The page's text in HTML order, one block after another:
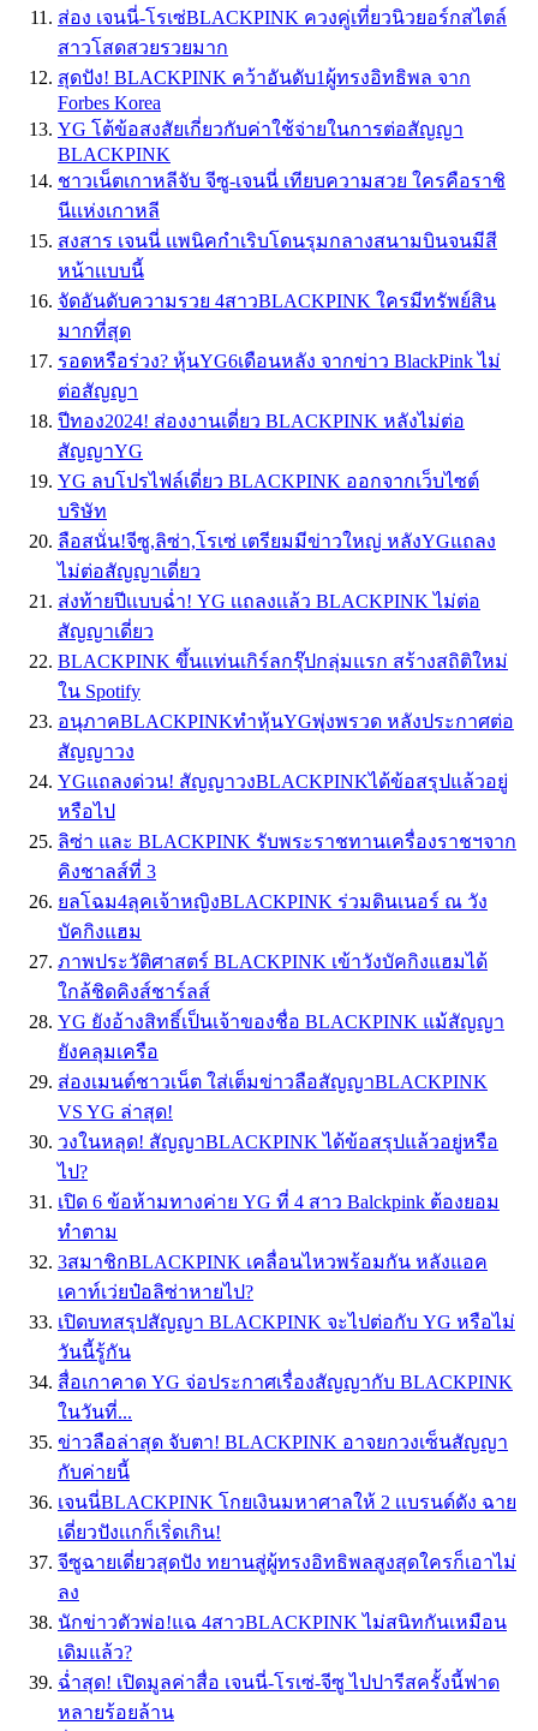
ส่อง เจนนี่-โรเซ่BLACKPINK ควงคู่เที่ยวนิวยอร์กสไตล์
สาวโสดสวยรวยมาก
สุดปัง! BLACKPINK คว้าอันดับ1ผู้ทรงอิทธิพล จาก
Forbes Korea
YG โต้ข้อสงสัยเกี่ยวกับค่าใช้จ่ายในการต่อสัญญา
BLACKPINK
ชาวเน็ตเกาหลีจับ จีซู-เจนนี่ เทียบความสวย ใครคือราชิ
นีเเห่งเกาหลี
สงสาร เจนนี่ เเพนิคกำเริบโดนรุมกลางสนามบินจนมีสี
หน้าเเบบนี้
จัดอันดับความรวย 4สาวBLACKPINK ใครมีทรัพย์สิน
มากที่สุด
รอดหรือร่วง? หุ้นYG6เดือนหลัง จากข่าว BlackPink ไม่
ต่อสัญญา
ปีทอง2024! ส่องงานเดี่ยว BLACKPINK หลังไม่ต่อ
สัญญาYG
YG ลบโปรไฟล์เดี่ยว BLACKPINK ออกจากเว็บไซต์
บริษัท
ลือสนั่น!จีซู,ลิซ่า,โรเซ่ เตรียมมีข่าวใหญ่ หลังYGแถลง
ไม่ต่อสัญญาเดี่ยว
ส่งท้ายปีเเบบฉ่ำ! YG เเถลงเเล้ว BLACKPINK ไม่ต่อ
สัญญาเดี่ยว
BLACKPINK ขึ้นแท่นเกิร์ลกรุ๊ปกลุ่มแรก สร้างสถิติใหม่
ใน Spotify
อนุภาคBLACKPINKทำหุ้นYGพุ่งพรวด หลังประกาศต่อ
สัญญาวง
YGแถลงด่วน! สัญญาวงBLACKPINKได้ข้อสรุปแล้วอยู่
หรือไป
ลิซ่า และ BLACKPINK รับพระราชทานเครื่องราชฯจาก
คิงชาลส์ที่ 3
ยลโฉม4ลุคเจ้าหญิงBLACKPINK ร่วมดินเนอร์ ณ วัง
บัคกิงแฮม
ภาพประวัติศาสตร์ BLACKPINK เข้าวังบัคกิงแฮมได้
ใกล้ชิดคิงส์ชาร์ลส์
YG ยังอ้างสิทธิ์เป็นเจ้าของชื่อ BLACKPINK แม้สัญญา
ยังคลุมเครือ
ส่องเมนต์ชาวเน็ต ใส่เต็มข่าวลือสัญญาBLACKPINK
VS YG ล่าสุด!
วงในหลุด! สัญญาBLACKPINK ได้ข้อสรุปแล้วอยู่หรือ
ไป?
เปิด 6 ข้อห้ามทางค่าย YG ที่ 4 สาว Balckpink ต้องยอม
ทำตาม
3สมาชิกBLACKPINK เคลื่อนไหวพร้อมกัน หลังแอค
เคาท์เว่ยป๋อลิซ่าหายไป?
เปิดบทสรุปสัญญา BLACKPINK จะไปต่อกับ YG หรือไม่
วันนี้รู้กัน
สื่อเกาคาด YG จ่อประกาศเรื่องสัญญากับ BLACKPINK
ในวันที่...
ข่าวลือล่าสุด จับตา! BLACKPINK อาจยกวงเซ็นสัญญา
กับค่ายนี้
เจนนี่BLACKPINK โกยเงินมหาศาลให้ 2 เเบรนด์ดัง ฉาย
เดี่ยวปังเเกก็เริ่ดเกิน!
จีซูฉายเดี่ยวสุดปัง ทยานสู่ผู้ทรงอิทธิพลสูงสุดใครก็เอาไม่
ลง
นักข่าวตัวพ่อ!แฉ 4สาวBLACKPINK ไม่สนิทกันเหมือน
เดิมแล้ว?
ฉ่ำสุด! เปิดมูลค่าสื่อ เจนนี่-โรเซ่-จีซู ไปปารีสครั้งนี้ฟาด
หลายร้อยล้าน